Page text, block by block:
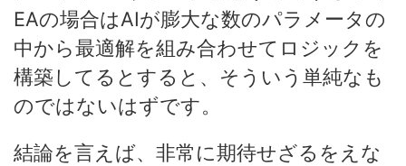
EAの場合はAIが膨大な数のパラメータの
中から最適解を組み合わせてロジックを
構築してるとすると、そういう単純なも
のではないはずです。
結論を言えば、非常に期待せざるをえな